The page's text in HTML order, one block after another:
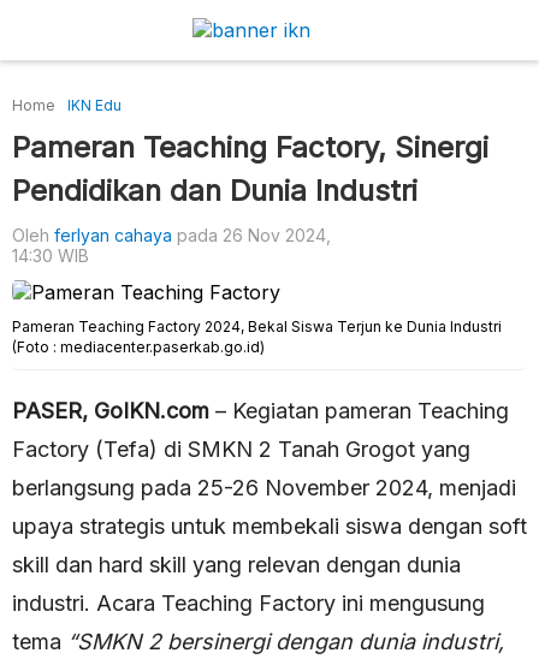
Home IKN Edu
Pameran Teaching Factory, Sinergi
Pendidikan dan Dunia Industri
Oleh ferlyan cahaya pada 26 Nov 2024,
14:30 WIB
Pameran Teaching Factory 2024, Bekal Siswa Terjun ke Dunia Industri
(Foto : mediacenter.paserkab.go.id)
PASER, GoIKN.com – Kegiatan pameran Teaching
Factory (Tefa) di SMKN 2 Tanah Grogot yang
berlangsung pada 25-26 November 2024, menjadi
upaya strategis untuk membekali siswa dengan soft
skill dan hard skill yang relevan dengan dunia
industri. Acara Teaching Factory ini mengusung
tema “SMKN 2 bersinergi dengan dunia industri,